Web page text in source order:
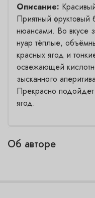
Описание:
Приятный фруктовый
нюансами. Во вкусе
нуар тёплые,
красных ягод и
освежающей
зысканного
Прекрасно
ягод.
Об авторе